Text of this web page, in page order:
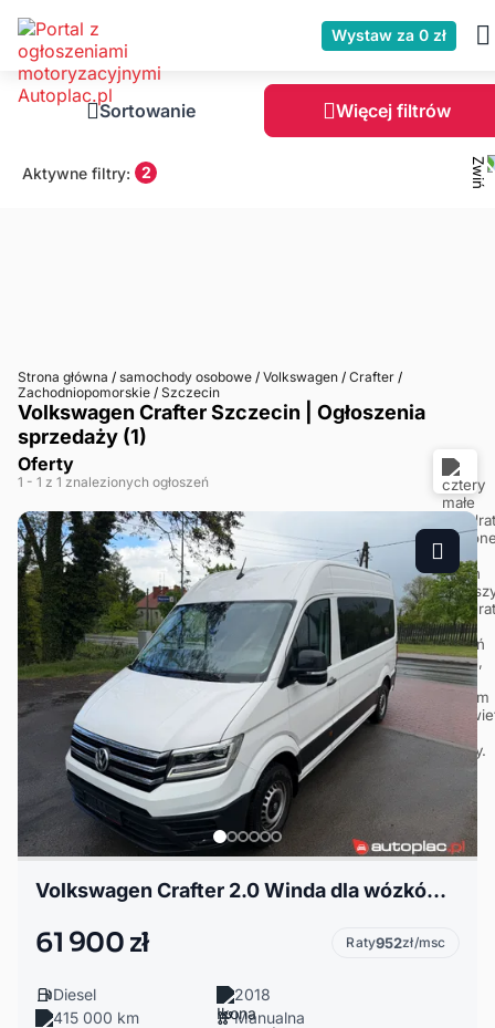
Wystaw za 0 zł
Sortowanie Więcej filtrów
Aktywne filtry: 2
Strona główna / samochody osobowe / Volkswagen / Crafter /
Zachodniopomorskie / Szczecin
Volkswagen Crafter Szczecin | Ogłoszenia
sprzedaży (1)
Oferty
1 - 1 z 1 znalezionych ogłoszeń
Volkswagen Crafter 2.0 Winda dla wózków ! Bogate wyposażenie!
61 900 zł Raty952zł/msc
Diesel
2018
415 000 km
Manualna